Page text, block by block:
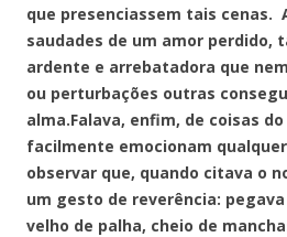
que presenciassem tais cenas.
saudades de um amor perdido,
ardente e arrebatadora que
ou perturbações outras
alma.Falava, enfim, de coisas
facilmente emocionam
observar que, quando citava o
um gesto de reverência:
velho de palha, cheio de